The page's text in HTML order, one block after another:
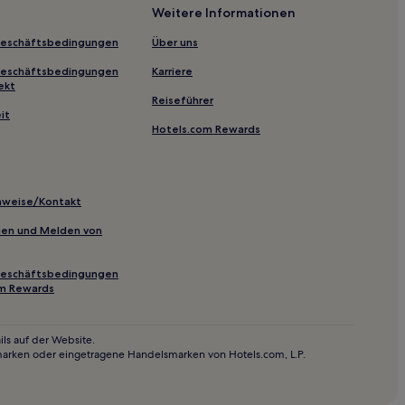
- Bischofsgrün - Fleckl
Alm Bayreuth
nahe Untreusee
Kontakt
und Melden von
Rewards
Weitere Informationen
Über uns
Karriere
Reiseführer
Hotels.com Rewards
auf der Website.
oder eingetragene Handelsmarken von Hotels.com, L.P.